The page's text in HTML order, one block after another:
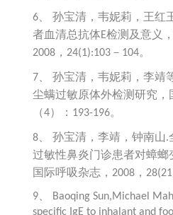
6、 孙宝清，韦妮莉，王红
者血清总抗体E检测及意义
2008 ， 24(1):103 － 104。
7、 孙宝清，韦妮莉，李靖
尘螨过敏原体外检测研究，
（4）： 193-196。
8、 孙宝清，李靖，钟南山.
过敏性鼻炎门诊患者对蟑
国际呼吸杂志， 2008 ，
9、
Baoqing Sun,Michael
specific IgE to inhalant and